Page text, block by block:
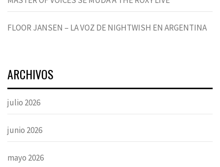
FLOOR JANSEN – LA VOZ DE NIGHTWISH EN ARGENTINA
ARCHIVOS
julio 2026
junio 2026
mayo 2026